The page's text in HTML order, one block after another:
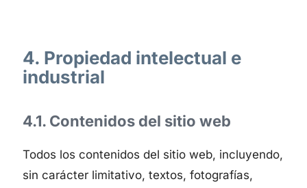
4. Propiedad intelectual e
industrial
4.1. Contenidos del sitio web
Todos los contenidos del sitio web, incluyendo,
sin carácter limitativo, textos, fotografías,